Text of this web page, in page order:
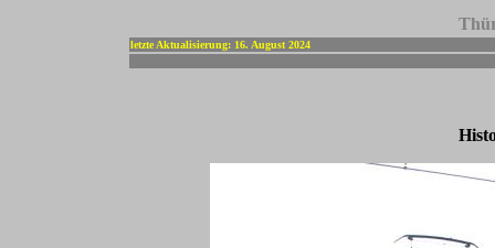
letzte Aktualisierung: 16. August 2024